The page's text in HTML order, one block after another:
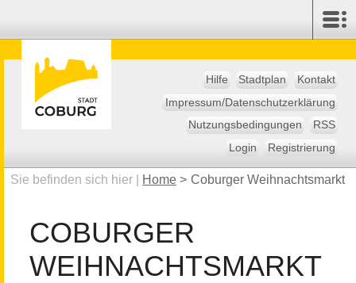
Hilfe Stadtplan
Kontakt
Impressum/Datenschutzerklärung
Nutzungsbedingungen
RSS
Login
Registrierung
Sie befinden sich hier | Home > Coburger Weihnachtsmarkt
COBURGER
WEIHNACHTSMARKT